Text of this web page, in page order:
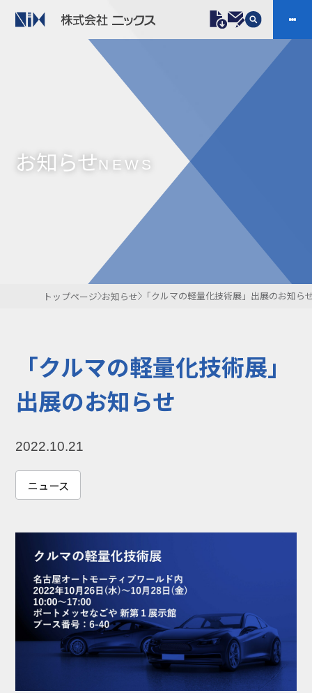
プラスチックファスナー 機構部品
ケーブルマーカー
樹脂継手、配管施工
防虫忌避製品ARINIX
プリント基板実装関連
会社案内
IR
お問い合わせ 開発・導入実績
よくあるご質問
NIXのサスティナ
環境負荷物質調
お知らせNEWS
トップページ お知らせ 「クルマの軽量化技術展」出展のお知ら
「クルマの軽量化技術展」
出展のお知らせ
2022.10.21
ニュース